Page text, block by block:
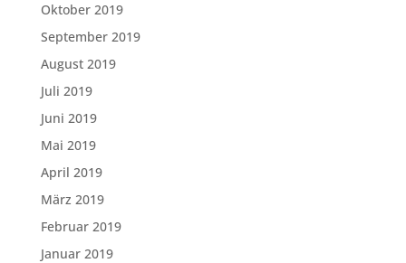
Oktober 2019
September 2019
August 2019
Juli 2019
Juni 2019
Mai 2019
April 2019
März 2019
Februar 2019
Januar 2019